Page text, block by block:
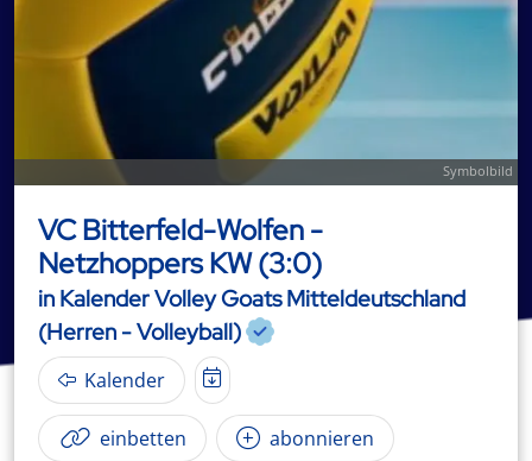
Symbolbild
VC Bitterfeld-Wolfen -
Netzhoppers KW (3:0)
in Kalender Volley Goats Mitteldeutschland
(Herren - Volleyball)
Kalender
einbetten abonnieren